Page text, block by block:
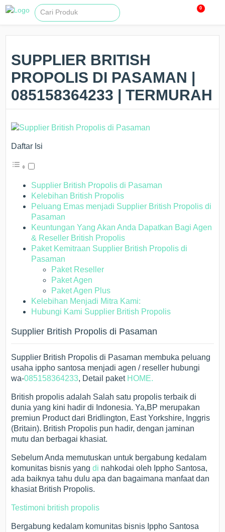
0
SUPPLIER BRITISH
PROPOLIS DI PASAMAN |
085158364233 | TERMURAH
Daftar Isi
Supplier British Propolis di Pasaman
Kelebihan British Propolis
Peluang Emas menjadi Supplier British Propolis di
Pasaman
Keuntungan Yang Akan Anda Dapatkan Bagi Agen
& Reseller British Propolis
Paket Kemitraan Supplier British Propolis di
Pasaman
Paket Reseller
Paket Agen
Paket Agen Plus
Kelebihan Menjadi Mitra Kami:
Hubungi Kami Supplier British Propolis
Supplier British Propolis di Pasaman
Supplier British Propolis di Pasaman membuka peluang
usaha ippho santosa menjadi agen / reseller hubungi
wa-085158364233, Detail paket HOME.
British propolis adalah Salah satu propolis terbaik di
dunia yang kini hadir di Indonesia. Ya,BP merupakan
premiun Product dari Bridlington, East Yorkshire, Inggris
(Britain). British Propolis pun hadir, dengan jaminan
mutu dan berbagai khasiat.
Sebelum Anda memutuskan untuk bergabung kedalam
komunitas bisnis yangdi nahkodai oleh Ippho Santosa,
ada baiknya tahu dulu apa dan bagaimana manfaat dan
khasiat British Propolis.
Testimoni british propolis
Bergabung kedalam komunitas bisnis Ippho Santosa